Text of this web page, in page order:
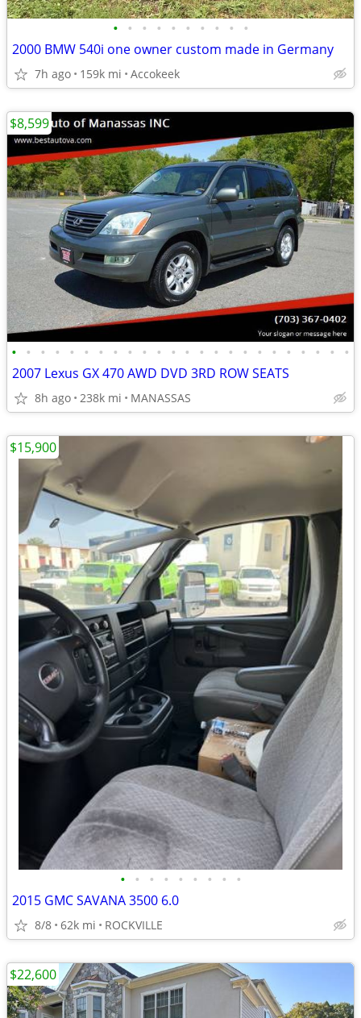
• • • • • • • • • •
2000 BMW 540i one owner custom made in Germany
7h ago 159k mi Accokeek
• • • • • • • • • • • • • • • • • • • • • • • •
2007 Lexus GX 470 AWD DVD 3RD ROW SEATS
8h ago 238k mi MANASSAS
$8,599
• • • • • • • • •
2015 GMC SAVANA 3500 6.0
8/8 62k mi ROCKVILLE
$15,900
$22,600